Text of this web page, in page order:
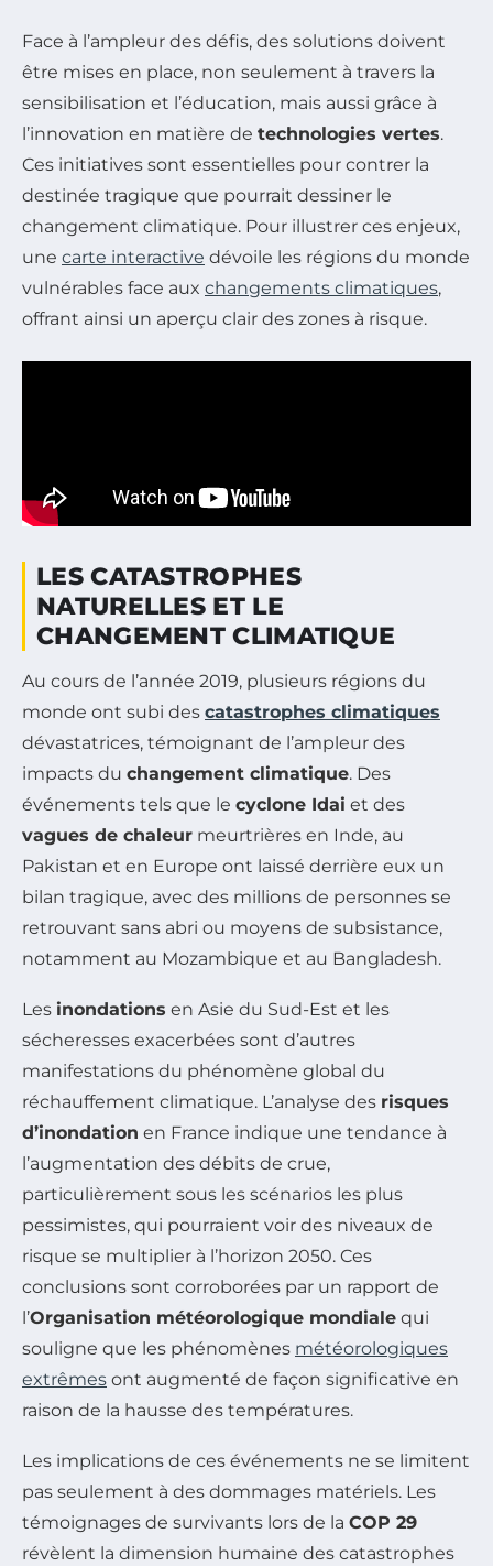
Face à l’ampleur des défis, des solutions doivent
être mises en place, non seulement à travers la
sensibilisation et l’éducation, mais aussi grâce à
l’innovation en matière de technologies vertes.
Ces initiatives sont essentielles pour contrer la
destinée tragique que pourrait dessiner le
changement climatique. Pour illustrer ces enjeux,
une carte interactive dévoile les régions du monde
vulnérables face aux changements climatiques,
offrant ainsi un aperçu clair des zones à risque.
LES CATASTROPHES
NATURELLES ET LE
CHANGEMENT CLIMATIQUE
Au cours de l’année 2019, plusieurs régions du
monde ont subi des catastrophes climatiques
dévastatrices, témoignant de l’ampleur des
impacts du changement climatique. Des
événements tels que le cyclone Idai et des
vagues de chaleur meurtrières en Inde, au
Pakistan et en Europe ont laissé derrière eux un
bilan tragique, avec des millions de personnes se
retrouvant sans abri ou moyens de subsistance,
notamment au Mozambique et au Bangladesh.
Les inondations en Asie du Sud-Est et les
sécheresses exacerbées sont d’autres
manifestations du phénomène global du
réchauffement climatique. L’analyse des risques
d’inondation en France indique une tendance à
l’augmentation des débits de crue,
particulièrement sous les scénarios les plus
pessimistes, qui pourraient voir des niveaux de
risque se multiplier à l’horizon 2050. Ces
conclusions sont corroborées par un rapport de
l’Organisation météorologique mondiale qui
souligne que les phénomènes météorologiques
extrêmes ont augmenté de façon significative en
raison de la hausse des températures.
Les implications de ces événements ne se limitent
pas seulement à des dommages matériels. Les
témoignages de survivants lors de la COP 29
révèlent la dimension humaine des catastrophes